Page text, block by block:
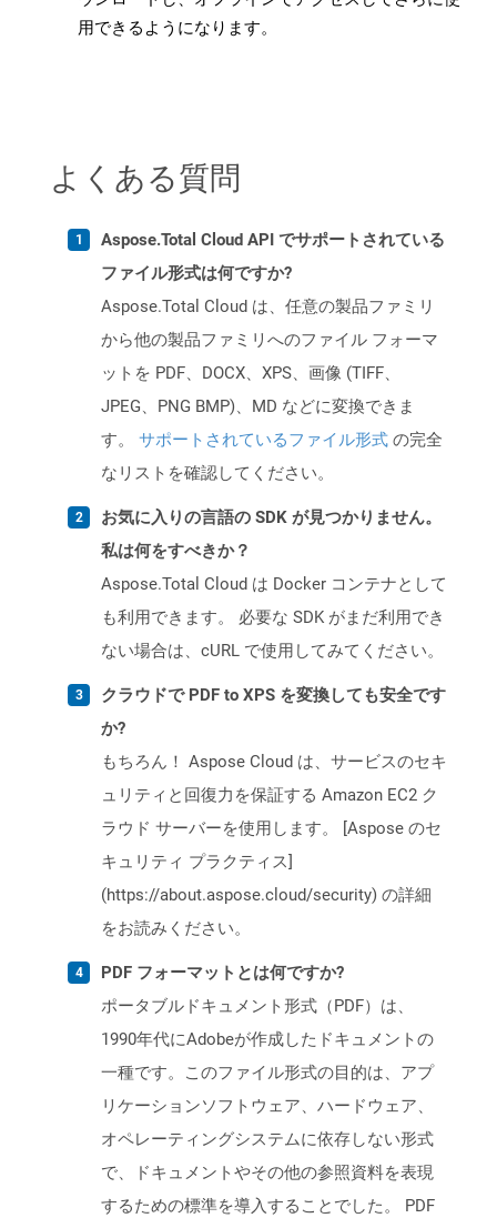
用できるようになります。
よくある質問
Aspose.Total Cloud API でサポートされている
ファイル形式は何ですか?
Aspose.Total Cloud は、任意の製品ファミリ
から他の製品ファミリへのファイル フォーマ
ットを PDF、DOCX、XPS、画像 (TIFF、
JPEG、PNG BMP)、MD などに変換できま
す。 サポートされているファイル形式 の完全
なリストを確認してください。
お気に入りの言語の SDK が見つかりません。
私は何をすべきか？
Aspose.Total Cloud は Docker コンテナとして
も利用できます。 必要な SDK がまだ利用でき
ない場合は、cURL で使用してみてください。
クラウドで PDF to XPS を変換しても安全です
か?
もちろん！ Aspose Cloud は、サービスのセキ
ュリティと回復力を保証する Amazon EC2 ク
ラウド サーバーを使用します。 [Aspose のセ
キュリティ プラクティス]
(https://about.aspose.cloud/security) の詳細
をお読みください。
PDF フォーマットとは何ですか?
ポータブルドキュメント形式（PDF）は、
1990年代にAdobeが作成したドキュメントの
一種です。このファイル形式の目的は、アプ
リケーションソフトウェア、ハードウェア、
オペレーティングシステムに依存しない形式
で、ドキュメントやその他の参照資料を表現
するための標準を導入することでした。 PDF